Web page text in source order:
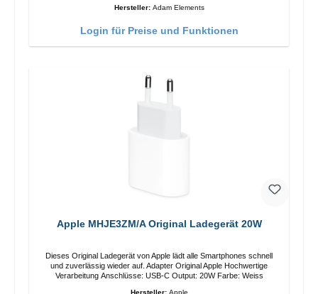
ermöglicht das Design mit einstellbarem Ladewinkel eine einfache
Funktionen Kabellose Ladeleistung von bis zu 15 W für schnelles
Lade-LED-Anzeige
Hersteller: Adam Elements
Login für Preise und Funktionen
Apple MHJE3ZM/A Original Ladegerät 20W
Dieses Original Ladegerät von Apple lädt alle Smartphones schnell
und zuverlässig wieder auf. Adapter Original Apple Hochwertige
Verarbeitung Anschlüsse: USB-C Output: 20W Farbe: Weiss